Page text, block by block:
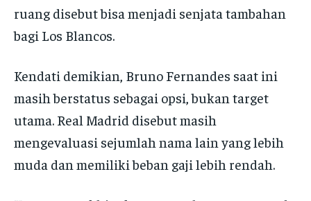
ruang disebut bisa menjadi senjata tambahan
bagi Los Blancos.
Kendati demikian, Bruno Fernandes saat ini
masih berstatus sebagai opsi, bukan target
utama. Real Madrid disebut masih
mengevaluasi sejumlah nama lain yang lebih
muda dan memiliki beban gaji lebih rendah.